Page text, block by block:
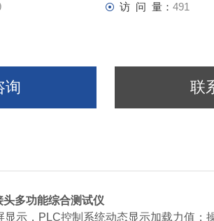
访 问 量： 491
询 联
头多功能综合测试仪
示，PLC控制系统动态显示加载力值；